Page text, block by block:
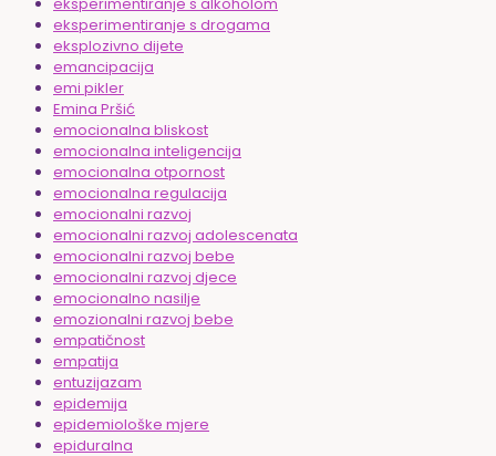
eksperimentiranje s drogama
eksplozivno dijete
emancipacija
emi pikler
Emina Pršić
emocionalna bliskost
emocionalna inteligencija
emocionalna otpornost
emocionalna regulacija
emocionalni razvoj
emocionalni razvoj adolescenata
emocionalni razvoj bebe
emocionalni razvoj djece
emocionalno nasilje
emozionalni razvoj bebe
empatičnost
empatija
entuzijazam
epidemija
epidemiološke mjere
epiduralna